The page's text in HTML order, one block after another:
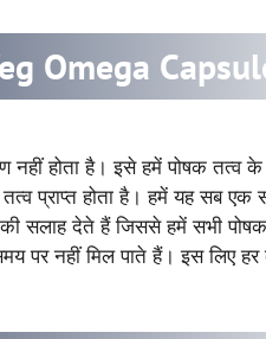
Omega
नहीं होता है। इसे हमें पोषक तत्व
प्राप्त होता है। हमें यह सब एक
सलाह देते हैं जिससे हमें सभी पोषक
पर नहीं मिल पाते हैं। इस लिए